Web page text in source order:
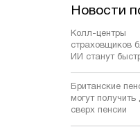
Новости
Колл-центры
страховщиков
ИИ станут
Британские
могут получить
сверх пенсии